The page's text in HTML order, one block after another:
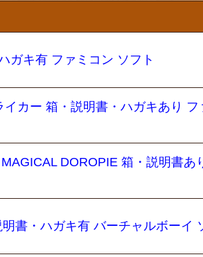
ガキ有 ファミコン ソフト
カー 箱・説明書・ハガキあり フ
DOROPIE 箱・説明書あ
書・ハガキ有 バーチャルボーイ